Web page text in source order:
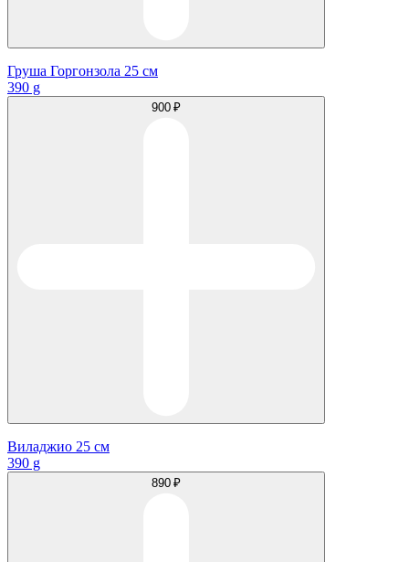
Груша Горгонзола 25 см
390 g
900 ₽
Виладжио 25 см
390 g
890 ₽